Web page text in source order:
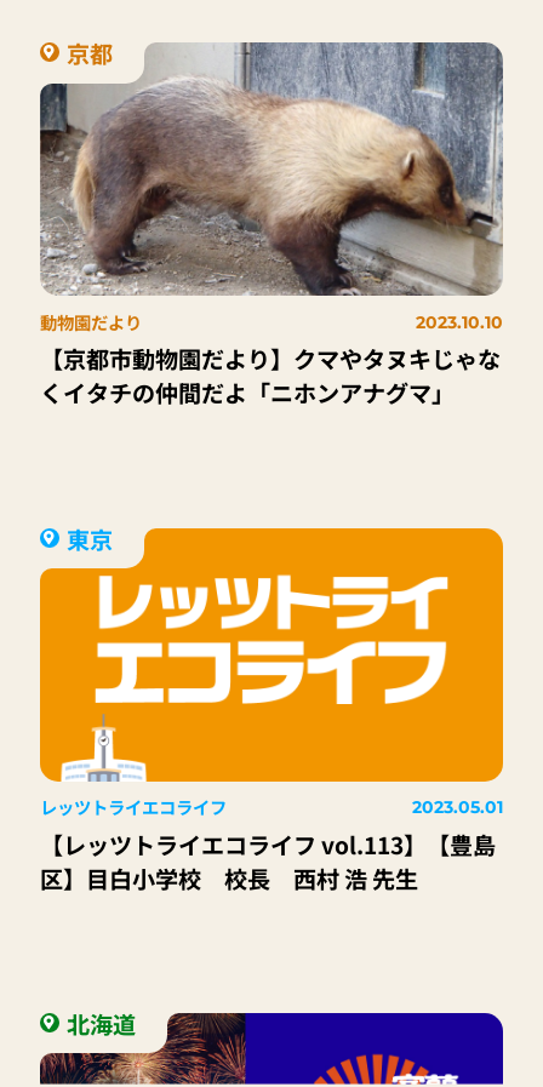
京都
動物園だより 2023.10.10
【京都市動物園だより】クマやタヌキじゃな
くイタチの仲間だよ「ニホンアナグマ」
東京
レッツトライエコライフ 2023.05.01
【レッツトライエコライフ vol.113】【豊島
区】目白小学校 校長 西村 浩 先生
北海道